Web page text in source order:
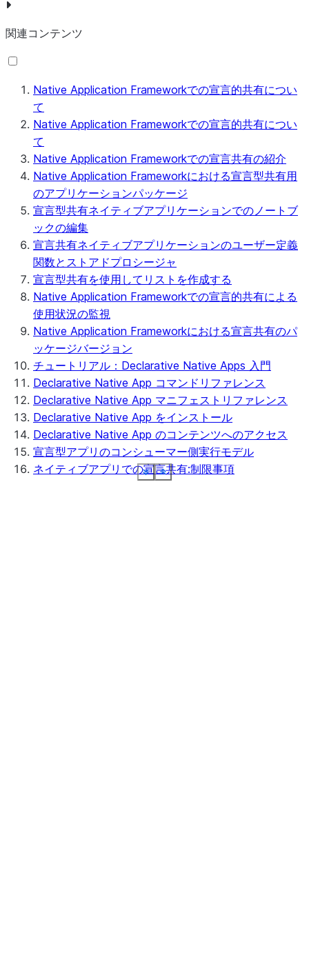
Show less
See more
Show less
See more
Show less
See more
Show less
See more
Show less
See more
Show less
See more
Show less
See more
Show less
See more
Show less
See more
関連コンテンツ
Native Application Frameworkでの宣言的共有につい
て
Native Application Frameworkでの宣言的共有につい
て
Native Application Frameworkでの宣言共有の紹介
Native Application Frameworkにおける宣言型共有用
のアプリケーションパッケージ
宣言型共有ネイティブアプリケーションでのノートブ
ックの編集
宣言共有ネイティブアプリケーションのユーザー定義
関数とストアドプロシージャ
宣言型共有を使用してリストを作成する
Native Application Frameworkでの宣言的共有による
使用状況の監視
Native Application Frameworkにおける宣言共有のパ
ッケージバージョン
チュートリアル：Declarative Native Apps 入門
Declarative Native App コマンドリファレンス
Declarative Native App マニフェストリファレンス
Declarative Native App をインストール
Declarative Native App のコンテンツへのアクセス
宣言型アプリのコンシューマー側実行モデル
ネイティブアプリでの宣言共有:制限事項